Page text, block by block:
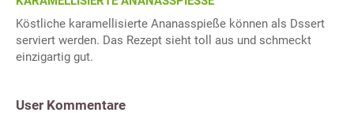
Köstliche karamellisierte Ananasspieße können als Dssert
serviert werden. Das Rezept sieht toll aus und schmeckt
einzigartig gut.
User Kommentare